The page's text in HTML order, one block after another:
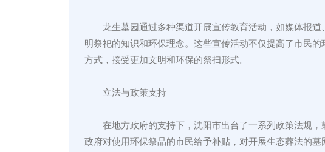
龙生墓园通过多种渠道开展宣传教育活动，如媒体报
明祭祀的知识和环保理念。这些宣传活动不仅提高了市民
方式，接受更加文明和环保的祭扫形式。
立法与政策支持
在地方政府的支持下，沈阳市出台了一系列政策法规
政府对使用环保祭品的市民给予补贴，对开展生态葬法的